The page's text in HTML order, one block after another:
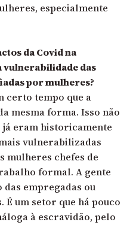
especialmente
da Covid na
vulnerabilidade das
por mulheres?
certo tempo que a
mesma forma. Isso não
já eram historicamente
vulnerabilizadas
mulheres chefes de
formal. A gente
empregadas ou
um setor que há pouco
à escravidão, pelo